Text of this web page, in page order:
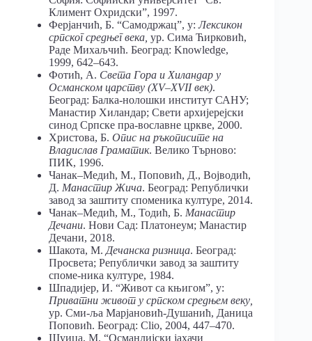
Климент Охридски”, 1997.
Ферјанчић, Б. “Самодржац”, у:Лексикон
српског средњег века, ур. Сима Ћирковић,
Раде Михаљчић. Београд: Knowledge,
1999, 642–643.
Фотић, А. Света Гора и Хиландар у
Османском царству (XV–XVIIвек).
Београд: Балка-нолошки институт САНУ;
Манастир Хиландар; Свети архијерејски
синод Српске пра-вославне цркве, 2000.
Христова, Б. Опис на ръкописите на
Владислав Граматик. Велико Търново:
ПИК, 1996.
Чанак–Медић, M., Поповић, Д., Војводић,
Д. Манастир Жича. Београд: Републички
завод за заштиту споменика културе, 2014.
Чанак–Медић, М., Тодић, Б. Манастир
Дечани. Нови Сад: Платонеум; Манастир
Дечани, 2018.
Шакота, М. Дечанска ризница. Београд:
Просвета; Републички завод за заштиту
споме-ника културе, 1984.
Шпадијер, И. “Живот са књигом”, у:
Приватни живот у српском средњем веку,
ур. Сми-ља Марјановић-Душанић, Даница
Поповић. Београд: Clio, 2004, 447–470.
Шуица, М. “Османлијски јахачи